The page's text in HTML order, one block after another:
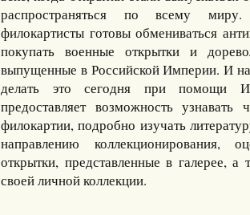
распространяться по всему
филокартисты готовы обмениваться
покупать военные открытки и
выпущенные в Российской Империи. И
делать это сегодня при помощи
предоставляет возможность
филокартии, подробно изучать
направлению коллекционирования,
открытки, представленные в галерее, а
своей личной коллекции.